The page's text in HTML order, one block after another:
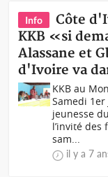
Info
Côte
KKB «si
Alassane et
d'Ivoire va
KKB au
Samedi
jeunesse
l’invité des
sam...
il y a 7